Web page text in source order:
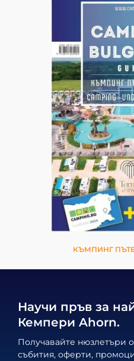
КЪМПИНГ
Научи пръв за
Кемпери Ahorn.
Получавайте нюзлетъри
събития, оферти,